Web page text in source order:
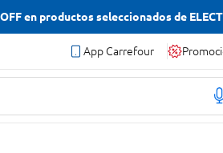
en productos seleccionados de
App Carrefour